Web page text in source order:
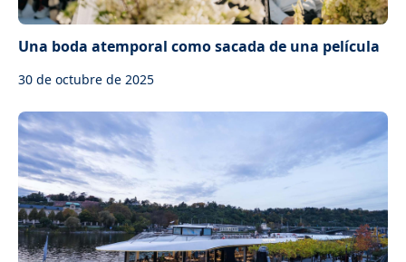
Una boda atemporal como sacada de una película
30 de octubre de 2025